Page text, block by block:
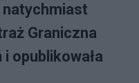
Graniczna
opublikowała